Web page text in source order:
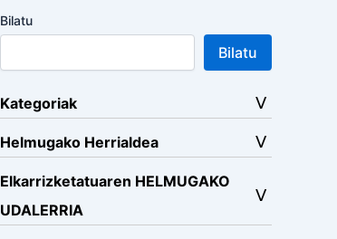
Bilatu
Bilatu
Kategoriak
Helmugako Herrialdea
Elkarrizketatuaren HELMUGAKO
UDALERRIA